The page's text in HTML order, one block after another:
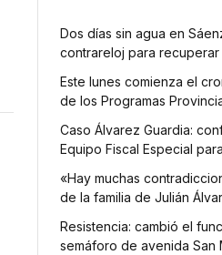
Dos días sin agua en
contrareloj para recuperar
Este lunes comienza el
de los Programas
Caso Álvarez Guardia:
Equipo Fiscal Especial
«Hay muchas
de la familia de Julián
Resistencia: cambió el
semáforo de avenida San